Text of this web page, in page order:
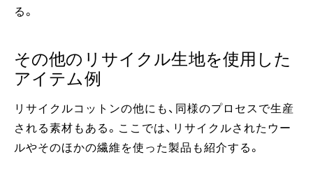
る。
その他のリサイクル生地を使用した
アイテム例
リサイクルコットンの他にも、同様のプロセスで生産
される素材もある。ここでは、リサイクルされたウー
ルやそのほかの繊維を使った製品も紹介する。